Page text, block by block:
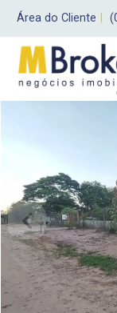
Área do Cliente